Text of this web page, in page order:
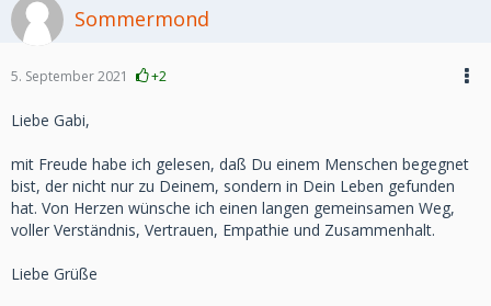
Sommermond
5. September 2021 +2
Liebe Gabi,
mit Freude habe ich gelesen, daß Du einem Menschen begegnet
bist, der nicht nur zu Deinem, sondern in Dein Leben gefunden
hat. Von Herzen wünsche ich einen langen gemeinsamen Weg,
voller Verständnis, Vertrauen, Empathie und Zusammenhalt.
Liebe Grüße